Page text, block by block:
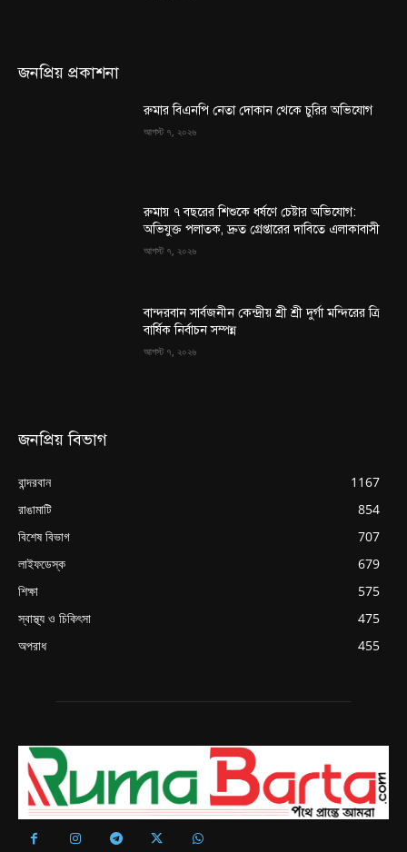
জনপ্রিয় প্রকাশনা
রুমার বিএনপি নেতা দোকান থেকে চুরির অভিযোগ
আগস্ট ৭, ২০২৬
রুমায় ৭ বছরের শিশুকে ধর্ষণে চেষ্টার অভিযোগ:
অভিযুক্ত পলাতক, দ্রুত গ্রেপ্তারের দাবিতে এলাকাবাসী
আগস্ট ৭, ২০২৬
বান্দরবান সার্বজনীন কেন্দ্রীয় শ্রী শ্রী দুর্গা মন্দিরের ত্রি
বার্ষিক নির্বাচন সম্পন্ন
আগস্ট ৭, ২০২৬
জনপ্রিয় বিভাগ
বান্দরবান
1167
রাঙামাটি
854
বিশেষ বিভাগ
707
লাইফডেস্ক
679
শিক্ষা
575
স্বাস্থ্য ও চিকিৎসা
475
অপরাধ
455